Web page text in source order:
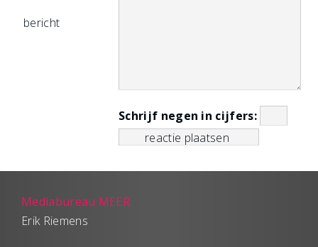
bericht
Schrijf negen in cijfers:
Mediabureau MEER
Erik Riemens